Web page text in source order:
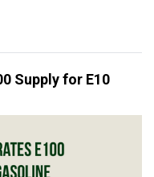
Supply for E10